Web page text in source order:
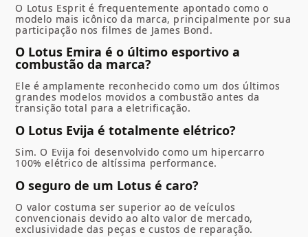
O Lotus Esprit é frequentemente apontado como o
modelo mais icônico da marca, principalmente por sua
participação nos filmes de James Bond.
O Lotus Emira é o último esportivo a
combustão da marca?
Ele é amplamente reconhecido como um dos últimos
grandes modelos movidos a combustão antes da
transição total para a eletrificação.
O Lotus Evija é totalmente elétrico?
Sim. O Evija foi desenvolvido como um hipercarro
100% elétrico de altíssima performance.
O seguro de um Lotus é caro?
O valor costuma ser superior ao de veículos
convencionais devido ao alto valor de mercado,
exclusividade das peças e custos de reparação.